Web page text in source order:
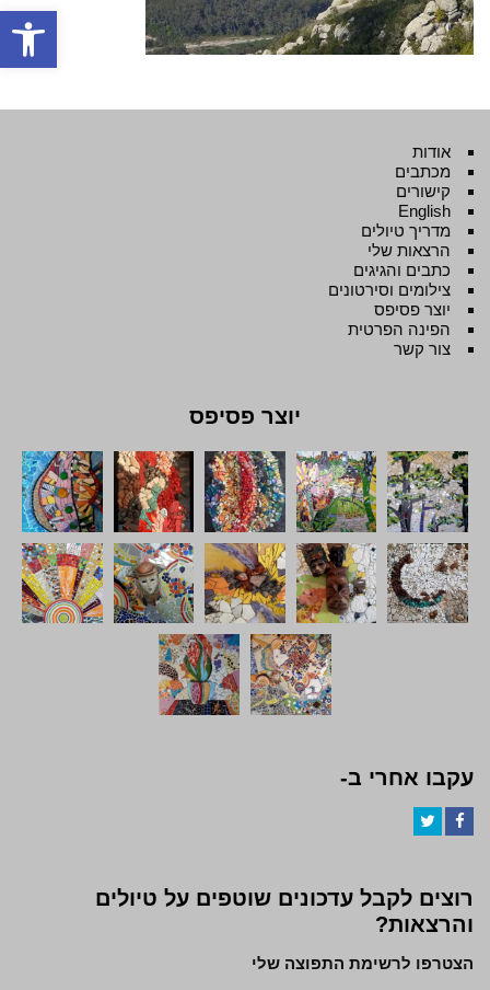
פתח
אודות
מכתבים
קישורים
English
מדריך טיולים
הרצאות שלי
כתבים והגיגים
צילומים וסירטונים
יוצר פסיפס
הפינה הפרטית
צור קשר
יוצר פסיפס
עקבו אחרי ב-
רוצים לקבל עדכונים שוטפים על טיולים
והרצאות?
הצטרפו לרשימת התפוצה שלי